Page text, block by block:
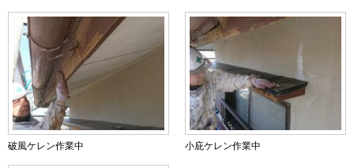
破風ケレン作業中 小庇ケレン作業中